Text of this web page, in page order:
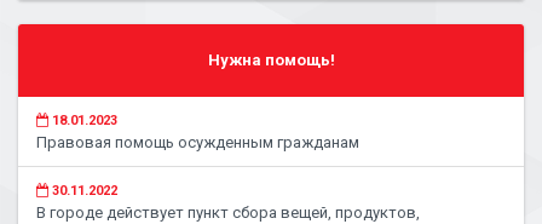
Нужна помощь!
18.01.2023
Правовая помощь осужденным гражданам
30.11.2022
В городе действует пункт сбора вещей, продуктов,